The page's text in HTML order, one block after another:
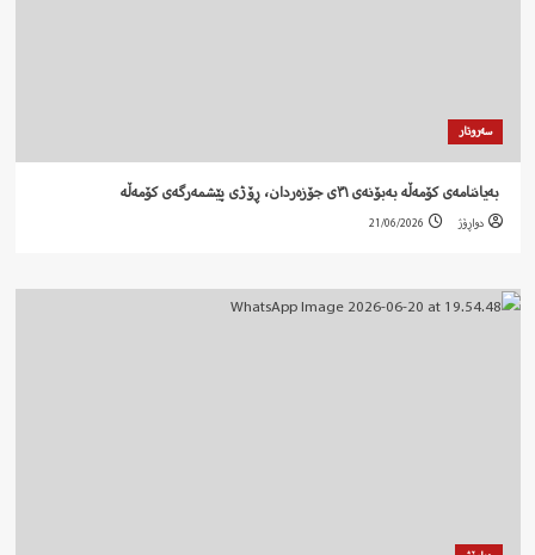
سەروتار
‍ بەیاننامەی کۆمەڵە بەبۆنەی ٣١ی جۆزەردان، ڕۆژی پێشمەرگەی کۆمەڵە
دواڕۆژ 21/06/2026